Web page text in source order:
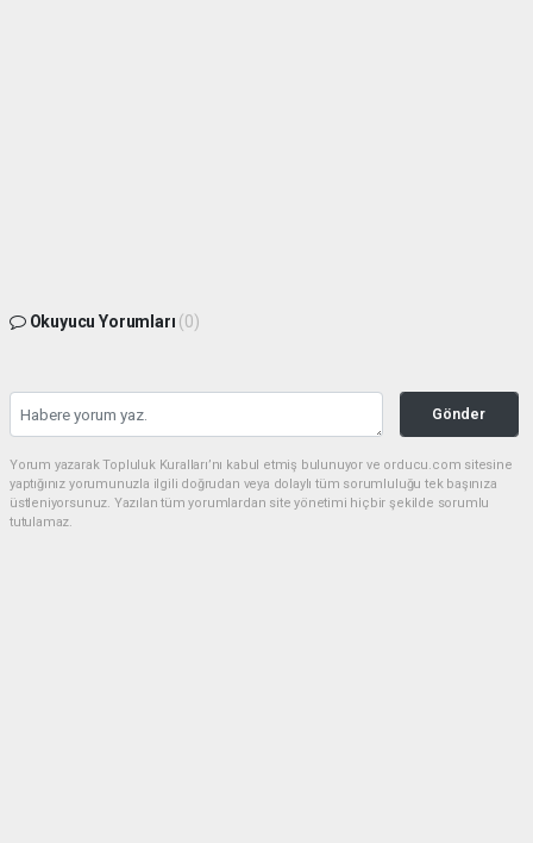
Okuyucu Yorumları (0)
Gönder
Yorum yazarak Topluluk Kuralları’nı kabul etmiş bulunuyor ve orducu.com sitesine
yaptığınız yorumunuzla ilgili doğrudan veya dolaylı tüm sorumluluğu tek başınıza
üstleniyorsunuz. Yazılan tüm yorumlardan site yönetimi hiçbir şekilde sorumlu
tutulamaz.